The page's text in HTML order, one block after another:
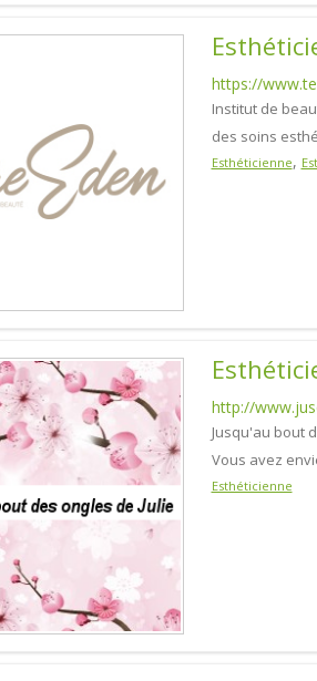
https://
Institut de
des soins
Esthéticienne,
http://
Jusqu'au bout
Vous avez
Esthéticienne